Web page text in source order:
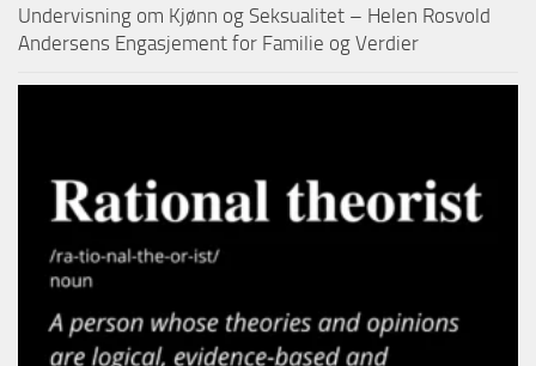
Undervisning om Kjønn og Seksualitet – Helen Rosvold
Andersens Engasjement for Familie og Verdier